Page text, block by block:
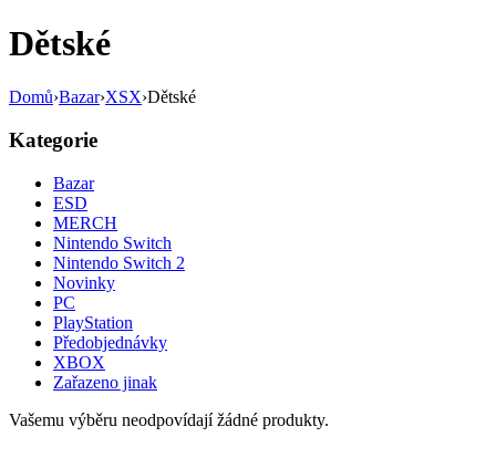
Dětské
Domů›Bazar›XSX›Dětské
Kategorie
Bazar
ESD
MERCH
Nintendo Switch
Nintendo Switch 2
Novinky
PC
PlayStation
Předobjednávky
XBOX
Zařazeno jinak
Vašemu výběru neodpovídají žádné produkty.